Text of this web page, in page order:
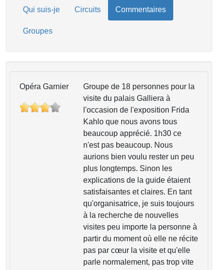
Qui suis-je Circuits Commentaires
Groupes
Opéra Garnier
Groupe de 18 personnes pour la
visite du palais Galliera à
l'occasion de l'exposition Frida
Kahlo que nous avons tous
beaucoup apprécié. 1h30 ce
n'est pas beaucoup. Nous
aurions bien voulu rester un peu
plus longtemps. Sinon les
explications de la guide étaient
satisfaisantes et claires. En tant
qu'organisatrice, je suis toujours
à la recherche de nouvelles
visites peu importe la personne à
partir du moment où elle ne récite
pas par cœur la visite et qu'elle
parle normalement, pas trop vite